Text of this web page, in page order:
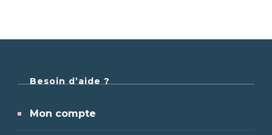
Besoin d’aide ?
Mon compte